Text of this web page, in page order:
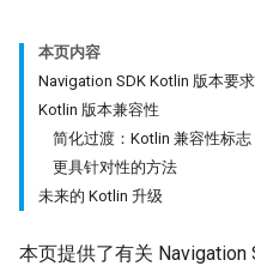
本页内容
Navigation SDK Kotlin 版本要求
Kotlin 版本兼容性
简化过渡：Kotlin 兼容性标志
更具针对性的方法
未来的 Kotlin 升级
本页提供了有关 Navigation